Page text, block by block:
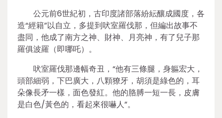
公元前6世紀初，古印度諸部落紛紜釀成國度，各
造“經籍”以自立，多提到吠室羅伐那，但編出故事不
盡同，他成了南方之神、財神、月亮神，有了兒子那
羅俱波羅（即哪吒）。
吠室羅伐那邊幅奇丑，“他有三條腿，身軀宏大，
頭部細弱，下巴廣大，八顆獠牙，胡須是綠色的，耳
朵像長矛一樣，面色發紅。他的胳膊一短一長，皮膚
是白色/黃色的，看起來很嚇人”。